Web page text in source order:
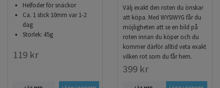
Helfoder för snäckor
Ca. 1 stick 10mm var 1-2
dag
Storlek: 45g
119 kr
Välj exakt den roten du önskar
att köpa. Med WYSIWYG får du
möjligheten att se en bild på
roten innan du köper och du
kommer därför alltid veta exakt
vilken rot som du får hem.
399 kr